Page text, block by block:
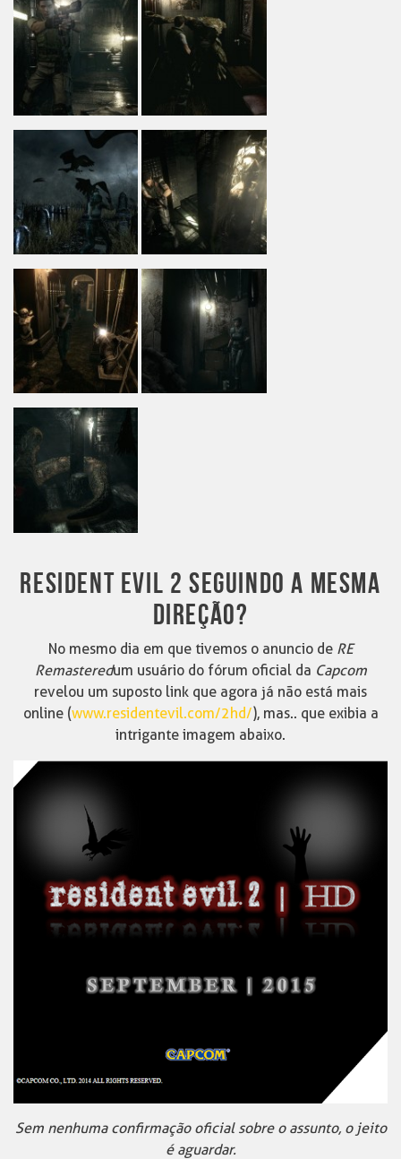
RESIDENT EVIL 2 SEGUINDO A MESMA
DIREÇÃO?
No mesmo dia em que tivemos o anuncio de RE
Remasteredum usuário do fórum oficial da Capcom
revelou um suposto link que agora já não está mais
online (www.residentevil.com/2hd/), mas.. que exibia a
intrigante imagem abaixo.
Sem nenhuma confirmação oficial sobre o assunto, o jeito
é aguardar.